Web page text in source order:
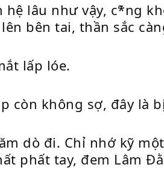
hệ lâu như vậy, c*̃ng
bên tai, thần sắc
lấp lóe.
còn không sợ, đây là
dò đi. Chỉ nhớ kỹ
phất tay, đem Lâm